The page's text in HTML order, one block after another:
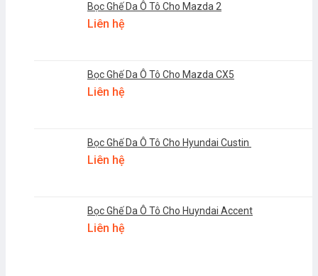
Bọc Ghế Da Ô Tô Cho Mazda 2
Liên hệ
Bọc Ghế Da Ô Tô Cho Mazda CX5
Liên hệ
Bọc Ghế Da Ô Tô Cho Hyundai Custin
Liên hệ
Bọc Ghế Da Ô Tô Cho Huyndai Accent
Liên hệ